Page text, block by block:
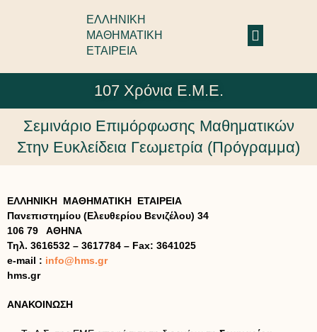
ΕΛΛΗΝΙΚΗ
ΜΑΘΗΜΑΤΙΚΗ
ΕΤΑΙΡΕΙΑ
107 Χρόνια Ε.Μ.Ε.
Σεμινάριο Επιμόρφωσης Μαθηματικών
Στην Ευκλείδεια Γεωμετρία (Πρόγραμμα)
ΕΛΛΗΝΙΚΗ ΜΑΘΗΜΑΤΙΚΗ ΕΤΑΙΡΕΙΑ
Πανεπιστημίου (Ελευθερίου Βενιζέλου) 34
106 79 ΑΘΗΝΑ
Τηλ. 3616532 – 3617784 – Fax: 3641025
e-mail : info@hms.gr
hms.gr
ΑΝΑΚΟΙΝΩΣΗ